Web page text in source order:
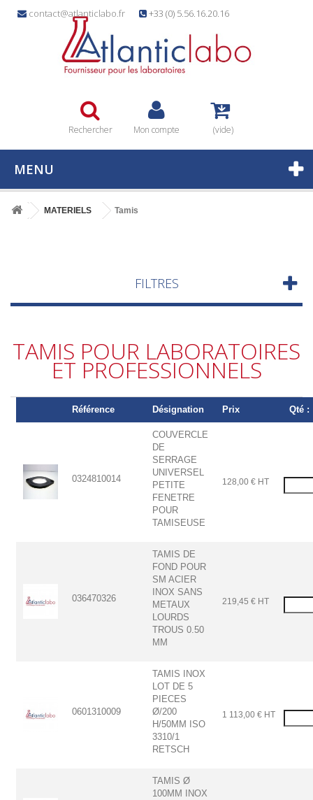
contact@atlanticlabo.fr +33 (0) 5.56.16.20.16
Rechercher Mon compte (vide)
MENU
MATERIELS Tamis
FILTRES
TAMIS POUR LABORATOIRES
ET PROFESSIONNELS
Référence Désignation Prix Qté :
0324810014
COUVERCLE
DE
SERRAGE
UNIVERSEL
PETITE
FENETRE
POUR
TAMISEUSE
128,00 € HT
036470326
TAMIS DE
FOND POUR
SM ACIER
INOX SANS
METAUX
LOURDS
TROUS 0.50
MM
219,45 € HT
0601310009
TAMIS INOX
LOT DE 5
PIECES
Ø/200
H/50MM ISO
3310/1
RETSCH
1 113,00 € HT
TAMIS Ø
100MM INOX